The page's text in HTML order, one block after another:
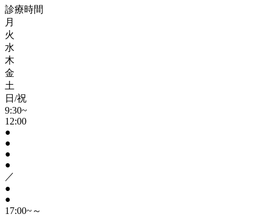
診療時間
月
火
水
木
金
土
日/祝
9:30~
12:00
●
●
●
●
／
●
●
17:00~～